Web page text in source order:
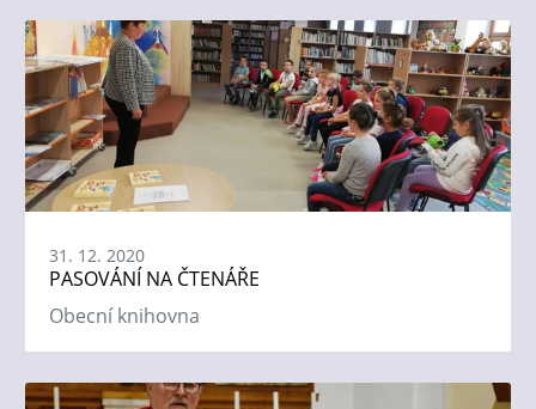
31. 12. 2020
PASOVÁNÍ NA ČTENÁŘE
Obecní knihovna